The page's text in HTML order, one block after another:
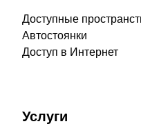
Доступные
Автостоянки
Доступ в Интернет
Услуги